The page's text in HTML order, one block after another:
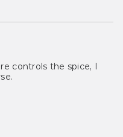
controls the spice, I